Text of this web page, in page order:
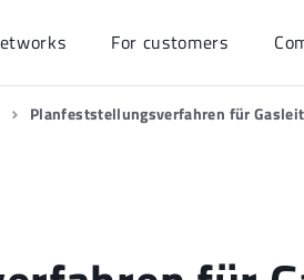
For customers
Planfeststellungsverfahren für